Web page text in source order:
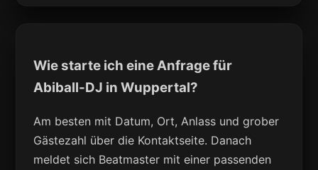
Wie starte ich eine Anfrage für
Abiball-DJ in Wuppertal?
Am besten mit Datum, Ort, Anlass und grober
Gästezahl über die Kontaktseite. Danach
meldet sich Beatmaster mit einer passenden